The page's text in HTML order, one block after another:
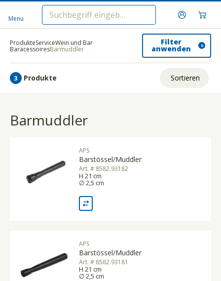
Menu
ProdukteServiceWein und Bar
BaracessoiresBarmuddler
Filter
anwenden 0
3 Produkte Sortieren
Barmuddler
APS
Barstössel/Muddler
Art. # 8582.93182
H 21 cm
∅ 2,5 cm
APS
Barstössel/Muddler
Art. # 8582.93181
H 21 cm
∅ 2,5 cm